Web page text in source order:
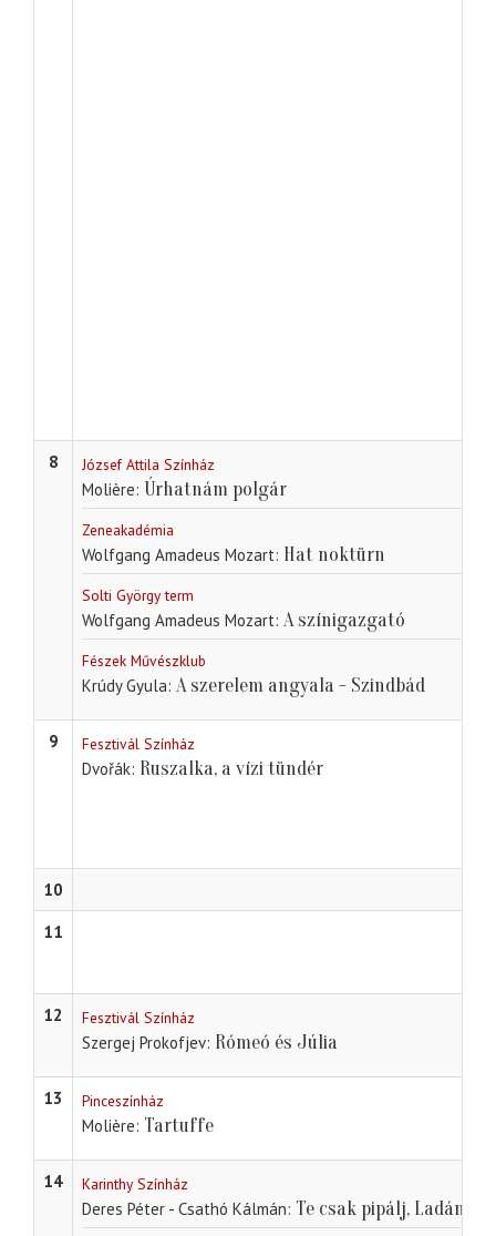
8 József Attila Színház
Molière Úrhatnám polgár
Zeneakadémia
Wolfgang Amadeus Mozart Hat noktürn
Solti György term
Wolfgang Amadeus Mozart A színigazgató
Fészek Művészklub
Krúdy Gyula A szerelem angyala - Szindbád
9 Fesztivál Színház
Dvořák Ruszalka, a vízi tündér
10
11
12 Fesztivál Színház
Szergej Prokofjev Rómeó és Júlia
13 Pinceszínház
Molière Tartuffe
14 Karinthy Színház
Deres Péter - Csathó Kálmán Te csak pipálj, Ladányi!